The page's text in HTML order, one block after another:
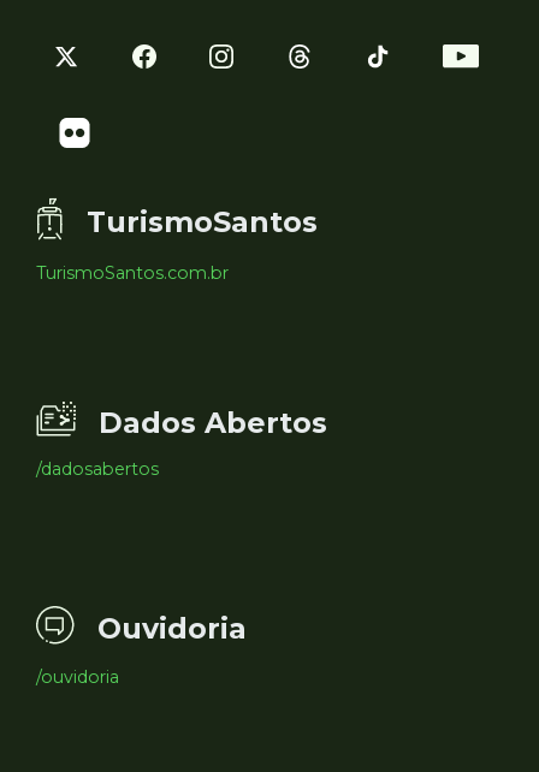
TurismoSantos
TurismoSantos.com.br
Dados Abertos
/dadosabertos
Ouvidoria
/ouvidoria